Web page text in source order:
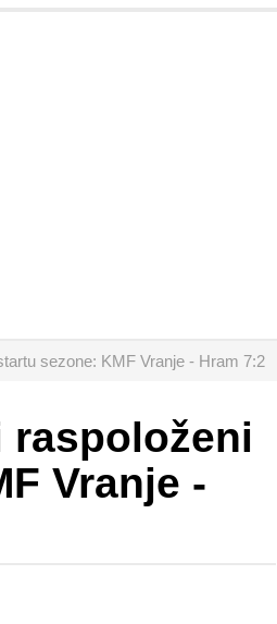
sezone: KMF Vranje - Hram 7:2
Vranje -